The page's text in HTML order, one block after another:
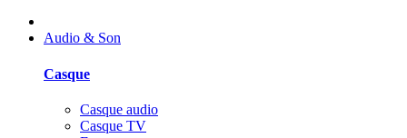
Audio & Son
Casque
Casque audio
Casque TV